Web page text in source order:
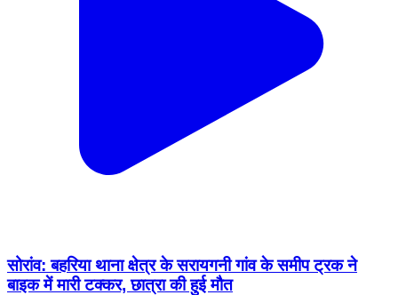
सोरांव: बहरिया थाना क्षेत्र के सरायगनी गांव के समीप ट्रक ने
बाइक में मारी टक्कर, छात्रा की हुई मौत